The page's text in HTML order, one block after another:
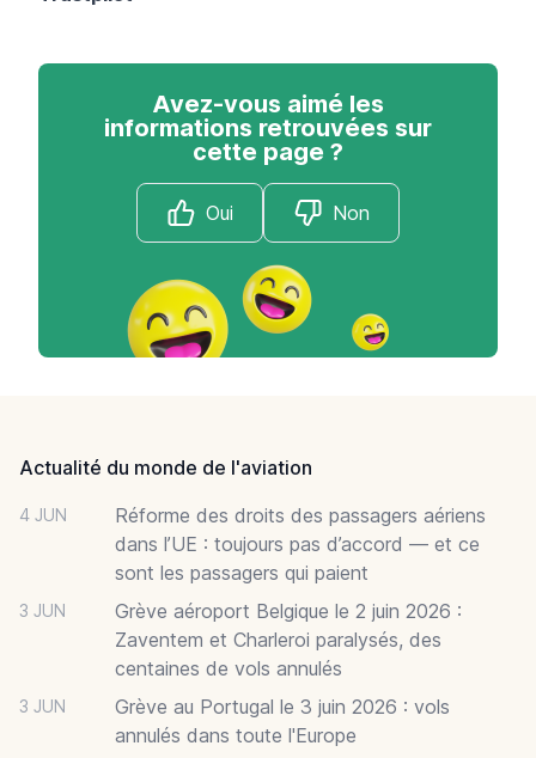
Avez-vous aimé les
informations retrouvées sur
cette page ?
Oui Non
Actualité du monde de l'aviation
4 JUN
Réforme des droits des passagers aériens
dans l’UE : toujours pas d’accord — et ce
sont les passagers qui paient
3 JUN
Grève aéroport Belgique le 2 juin 2026 :
Zaventem et Charleroi paralysés, des
centaines de vols annulés
3 JUN
Grève au Portugal le 3 juin 2026 : vols
annulés dans toute l'Europe